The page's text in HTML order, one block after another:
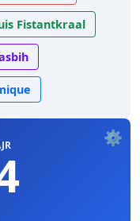
Fistantkraal
⚙️